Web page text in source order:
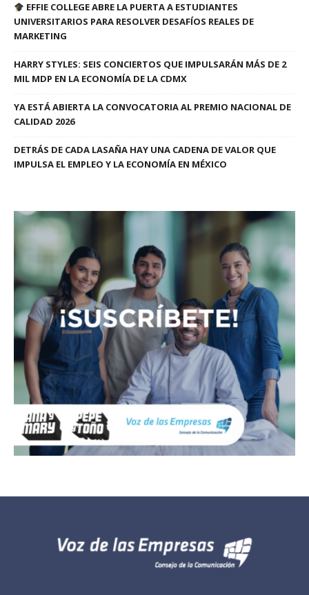
EFFIE COLLEGE ABRE LA PUERTA A ESTUDIANTES
UNIVERSITARIOS PARA RESOLVER DESAFÍOS REALES DE
MARKETING
HARRY STYLES: SEIS CONCIERTOS QUE IMPULSARÁN MÁS DE 2
MIL MDP EN LA ECONOMÍA DE LA CDMX
YA ESTÁ ABIERTA LA CONVOCATORIA AL PREMIO NACIONAL DE
CALIDAD 2026
DETRÁS DE CADA LASAÑA HAY UNA CADENA DE VALOR QUE
IMPULSA EL EMPLEO Y LA ECONOMÍA EN MÉXICO